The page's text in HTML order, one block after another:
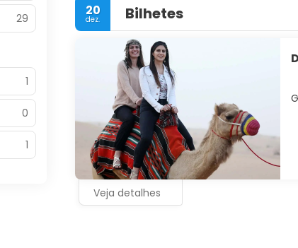
20
dez. Bilhetes
Veja detalhes
29
1
0
1